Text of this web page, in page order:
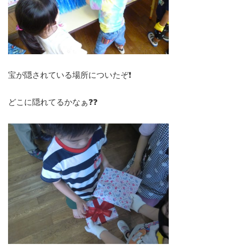
宝が隠されている場所についたぞ❗
どこに隠れてるかなぁ❓❓